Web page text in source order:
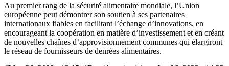
Au premier rang de la sécurité alimentaire mondiale, l’Union
européenne peut démontrer son soutien à ses partenaires
internationaux fiables en facilitant l’échange d’innovations, en
encourageant la coopération en matière d’investissement et en créant
de nouvelles chaînes d’approvisionnement communes qui élargiront
le réseau de fournisseurs de denrées alimentaires.